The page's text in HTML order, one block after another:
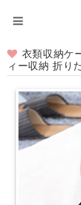
衣類収納ケ
ィー収納 折り